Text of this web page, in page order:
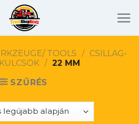
TOOLS / CSILLAG-
/ 22 MM
SZŰRÉS